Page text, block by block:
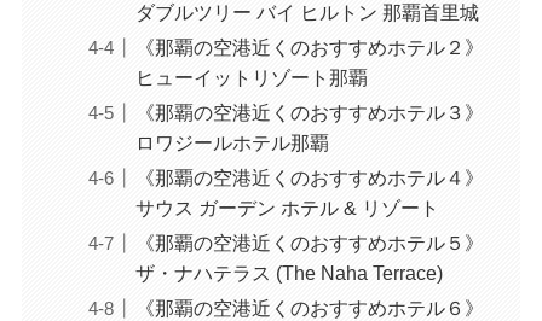
ダブルツリー バイ ヒルトン 那覇首里城
《那覇の空港近くのおすすめホテル２》
ヒューイットリゾート那覇
《那覇の空港近くのおすすめホテル３》
ロワジールホテル那覇
《那覇の空港近くのおすすめホテル４》
サウス ガーデン ホテル & リゾート
《那覇の空港近くのおすすめホテル５》
ザ・ナハテラス (The Naha Terrace)
《那覇の空港近くのおすすめホテル６》